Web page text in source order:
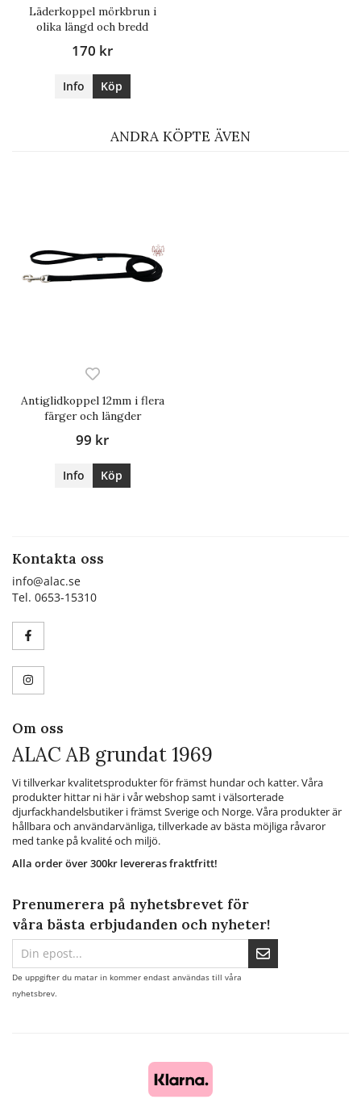
Läderkoppel mörkbrun i
olika längd och bredd
170 kr
Info Köp
ANDRA KÖPTE ÄVEN
Antiglidkoppel 12mm i flera
färger och längder
99 kr
Info Köp
Kontakta oss
info@alac.se
Tel. 0653-15310
Om oss
ALAC AB grundat 1969
Vi tillverkar kvalitetsprodukter för främst hundar och katter. Våra
produkter hittar ni här i vår webshop samt i välsorterade
djurfackhandelsbutiker i främst Sverige och Norge. Våra produkter är
hållbara och användarvänliga, tillverkade av bästa möjliga råvaror
med tanke på kvalité och miljö.
Alla order över 300kr levereras fraktfritt!
Prenumerera på nyhetsbrevet för
våra bästa erbjudanden och nyheter!
De uppgifter du matar in kommer endast användas till våra
nyhetsbrev.